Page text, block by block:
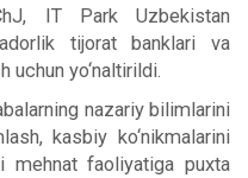
IT Park Uzbekistan
tijorat banklari va
uchun yo‘naltirildi.
nazariy bilimlarini
kasbiy ko‘nikmalarini
mehnat faoliyatiga puxta